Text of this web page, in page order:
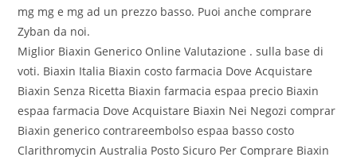
mg mg e mg ad un prezzo basso. Puoi anche comprare
Zyban da noi.
Miglior Biaxin Generico Online Valutazione . sulla base di
voti. Biaxin Italia Biaxin costo farmacia Dove Acquistare
Biaxin Senza Ricetta Biaxin farmacia espaa precio Biaxin
espaa farmacia Dove Acquistare Biaxin Nei Negozi comprar
Biaxin generico contrareembolso espaa basso costo
Clarithromycin Australia Posto Sicuro Per Comprare Biaxin